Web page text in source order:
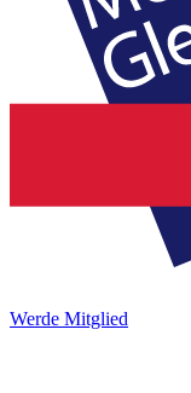
Werde Mitglied